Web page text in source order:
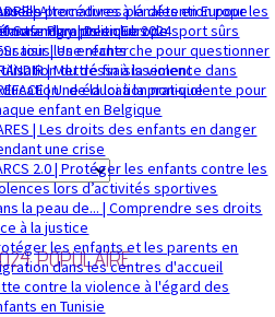
politique 2024
les procédures pénales en Europe
Safe Play | Des clubs de sport sûrs
tous les enfants
| Mettre fin à la violence dans
: de la loi à la pratique
| Alternatives à la détention pour les
migrants en Europe
| Une recherche pour questionner
du déssaisissement
| Une éducation non-violente pour
enfant en Belgique
| Les droits des enfants en danger
une crise
2.0 | Protéger les enfants contre les
lors d’activités sportives
la peau de... | Comprendre ses droits
à la justice
les enfants et les parents en
dans les centres d'accueil
contre la violence à l'égard des
en Tunisie
POPULAIRE